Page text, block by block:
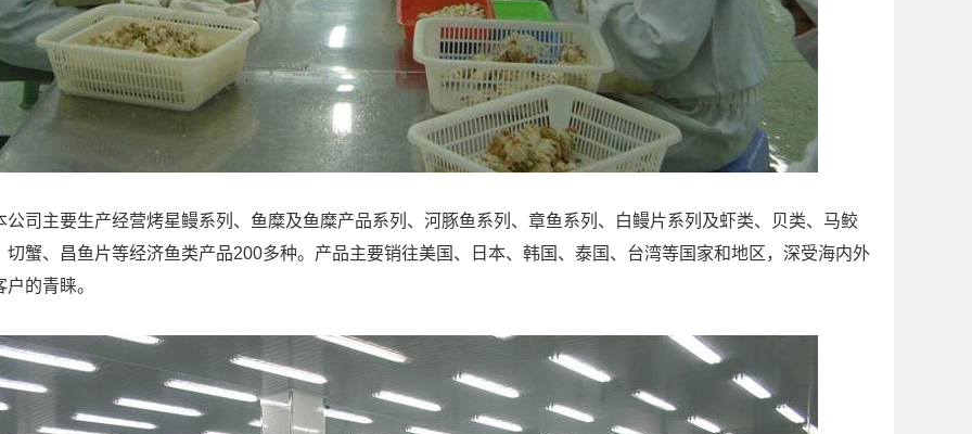
主要生产经营烤星鳗系列、鱼糜及鱼糜产品系列、河豚鱼系列、章鱼系列、白鳗片系列及虾类、贝类、马鲛
切蟹、昌鱼片等经济鱼类产品200多种。产品主要销往美国、日本、韩国、泰国、台湾等国家和地区，深受海内外
户的青睐。